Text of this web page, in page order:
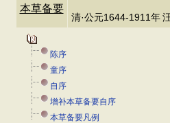
本草备要
清·公元1644-1911年
陈序
童序
自序
增补本草备要自序
本草备要凡例